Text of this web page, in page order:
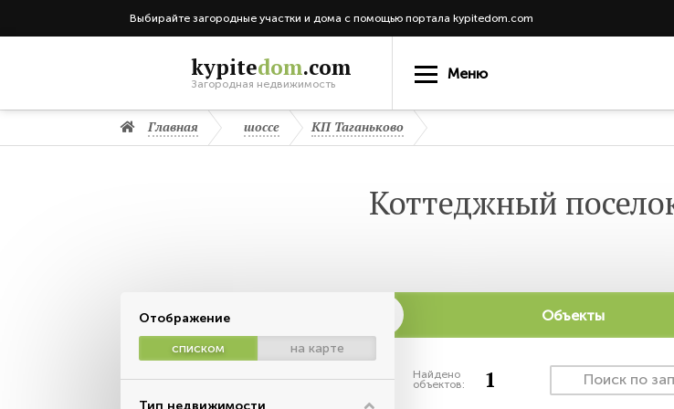
Выбирайте загородные участки и дома с помощью портала kypitedom.com
kypitedom.com
Загородная недвижимость
Меню
Главная шоссе КП Таганьково
Коттеджный
Отображение
списком
на карте
Тип недвижимости
Объекты
Найдено
объектов: 1